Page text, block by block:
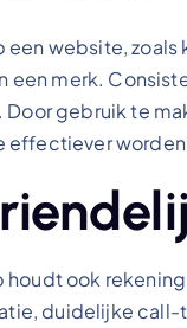
website,
een merk.
gebruik te
effectiever
ook
duidelijke